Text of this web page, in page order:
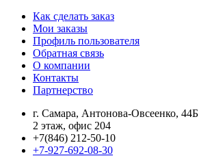
Как сделать заказ
Мои заказы
Профиль пользователя
Обратная связь
О компании
Контакты
Партнерство
г. Самара, Антонова-Овсеенко, 44Б
2 этаж, офис 204
+7(846) 212-50-10
+7-927-692-08-30